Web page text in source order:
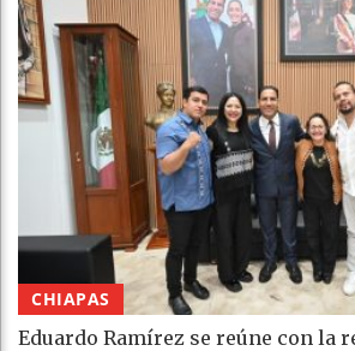
CHIAPAS
Eduardo Ramírez se reúne con la